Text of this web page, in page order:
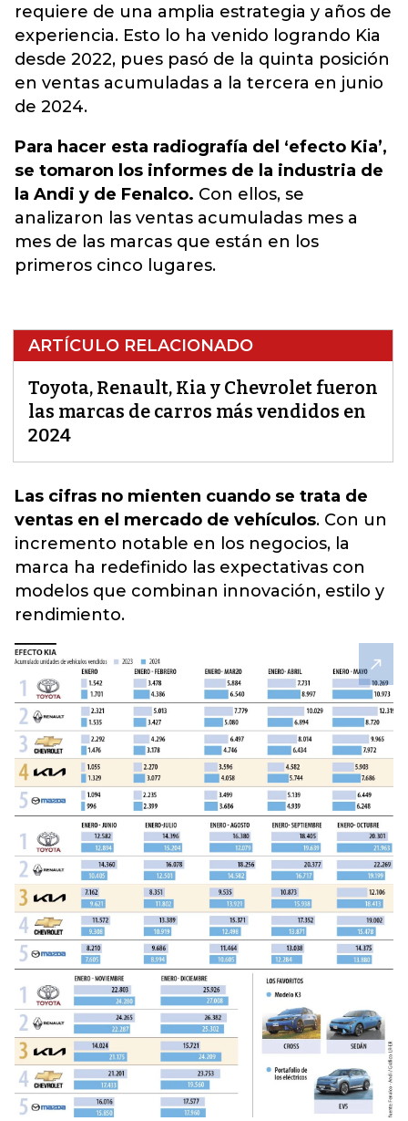
requiere de una amplia estrategia y años de
experiencia. Esto lo ha venido logrando Kia
desde 2022, pues pasó de la quinta posición
en ventas acumuladas a la tercera en junio
de 2024.
Para hacer esta radiografía del ‘efecto Kia’,
se tomaron los informes de la industria de
la Andi y de Fenalco. Con ellos, se
analizaron las ventas acumuladas mes a
mes de las marcas que están en los
primeros cinco lugares.
ARTÍCULO RELACIONADO
Toyota, Renault, Kia y Chevrolet fueron
las marcas de carros más vendidos en
2024
Las cifras no mienten cuando se trata de
ventas en el mercado de vehículos. Con un
incremento notable en los negocios, l a
marca ha redefinido las expectativas con
modelos que combinan innovación, estilo y
rendimiento.